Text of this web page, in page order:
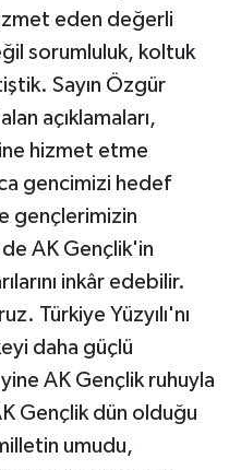
eden değerli
sorumluluk, koltuk
Sayın Özgür
açıklamaları,
hizmet etme
gencimizi hedef
gençlerimizin
AK Gençlik'in
inkâr edebilir.
Türkiye Yüzyılı'nı
daha güçlü
AK Gençlik ruhuyla
Gençlik dün olduğu
umudu,